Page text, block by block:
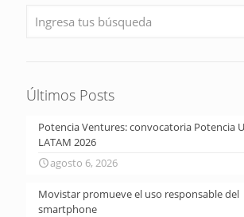
Últimos Posts
Potencia Ventures: convocatoria Potencia
LATAM 2026
agosto 6, 2026
Movistar promueve el uso responsable del
smartphone